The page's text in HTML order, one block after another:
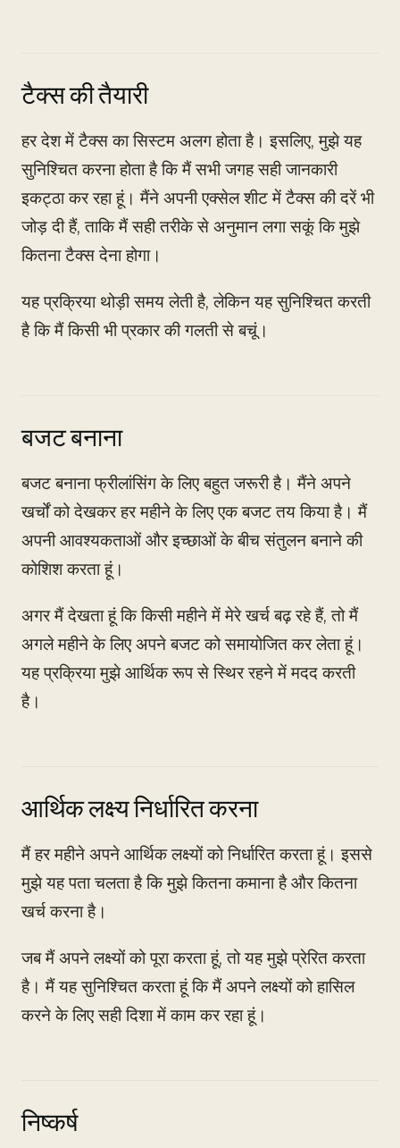
टैक्स की तैयारी
हर देश में टैक्स का सिस्टम अलग होता है। इसलिए, मुझे यह
सुनिश्चित करना होता है कि मैं सभी जगह सही जानकारी
इकट्ठा कर रहा हूं। मैंने अपनी एक्सेल शीट में टैक्स की दरें भी
जोड़ दी हैं, ताकि मैं सही तरीके से अनुमान लगा सकूं कि मुझे
कितना टैक्स देना होगा।
यह प्रक्रिया थोड़ी समय लेती है, लेकिन यह सुनिश्चित करती
है कि मैं किसी भी प्रकार की गलती से बचूं।
बजट बनाना
बजट बनाना फ्रीलांसिंग के लिए बहुत जरूरी है। मैंने अपने
खर्चों को देखकर हर महीने के लिए एक बजट तय किया है। मैं
अपनी आवश्यकताओं और इच्छाओं के बीच संतुलन बनाने की
कोशिश करता हूं।
अगर मैं देखता हूं कि किसी महीने में मेरे खर्च बढ़ रहे हैं, तो मैं
अगले महीने के लिए अपने बजट को समायोजित कर लेता हूं।
यह प्रक्रिया मुझे आर्थिक रूप से स्थिर रहने में मदद करती
है।
आर्थिक लक्ष्य निर्धारित करना
मैं हर महीने अपने आर्थिक लक्ष्यों को निर्धारित करता हूं। इससे
मुझे यह पता चलता है कि मुझे कितना कमाना है और कितना
खर्च करना है।
जब मैं अपने लक्ष्यों को पूरा करता हूं, तो यह मुझे प्रेरित करता
है। मैं यह सुनिश्चित करता हूं कि मैं अपने लक्ष्यों को हासिल
करने के लिए सही दिशा में काम कर रहा हूं।
निष्कर्ष